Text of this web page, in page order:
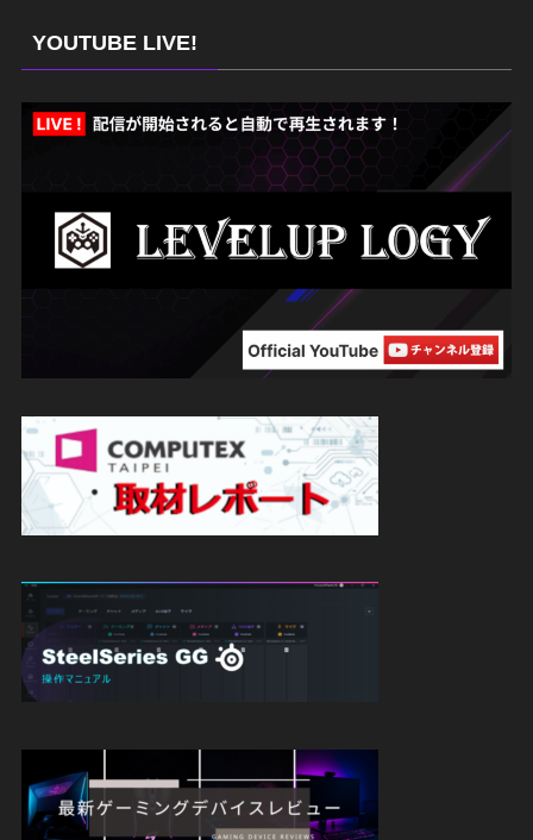
YOUTUBE LIVE!